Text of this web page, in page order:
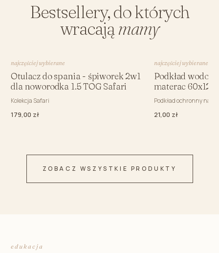
Bestsellery, do których
wracająmamy
najczęściej wybierane
Otulacz do spania - śpiworek 2w1
dla noworodka 1.5 TOG Safari
Kolekcja Safari
179,00 zł
najczęściej wybierane
Podkład
materac 60x120
Podkład ochronny na
21,00 zł
ZOBACZ WSZYSTKIE PRODUKTY
edukacja